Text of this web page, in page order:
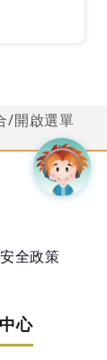
/開啟選單
全政策
心